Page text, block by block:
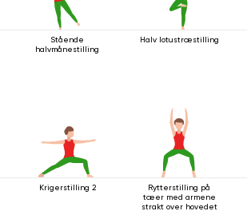
Stående
halvmånestilling
Halv lotustræstilling
Krigerstilling 2
Rytterstilling på
tæer med armene
strakt over hovedet